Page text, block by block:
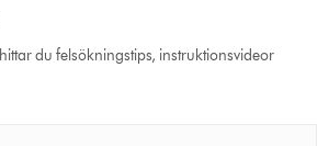
hittar du felsökningstips, instruktionsvideor